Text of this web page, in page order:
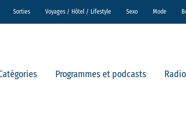
Sorties Voyages / Hôtel / Lifestyle Sexo Mode
Programmes et podcasts Radio